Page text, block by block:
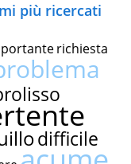
più ricercati
richiesta
difficile